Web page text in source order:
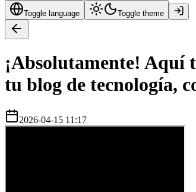
Toggle language Toggle theme
¡Absolutamente! Aquí
tu blog de tecnología,
2026-04-15 11:17